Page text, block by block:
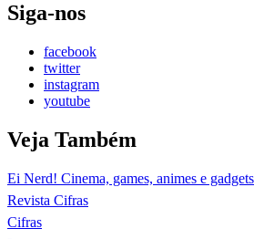
Siga-nos
facebook
twitter
instagram
youtube
Veja Também
Ei Nerd! Cinema, games, animes e gadgets
Revista Cifras
Cifras